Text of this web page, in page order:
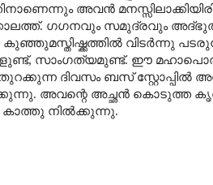
അവൻ
ഗഗനവും സമുദ്രവും
വിടർന്നു
, സാംഗത്യമുണ്ട്. ഈ
ദിവസം ബസ് സ്റ്റോപ്പിൽ
അവന്റെ അച്ഛൻ
നിൽക്കുന്നു.